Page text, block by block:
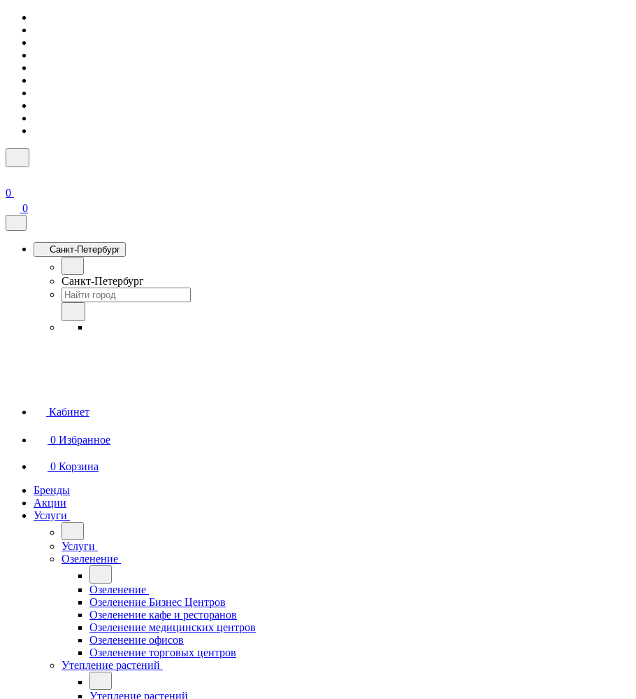
0
0
Санкт-Петербург
Санкт-Петербург
Кабинет
0 Избранное
0 Корзина
Бренды
Акции
Услуги
Услуги
Озеленение
Озеленение
Озеленение Бизнес Центров
Озеленение кафе и ресторанов
Озеленение медицинских центров
Озеленение офисов
Озеленение торговых центров
Утепление растений
Утепление растений